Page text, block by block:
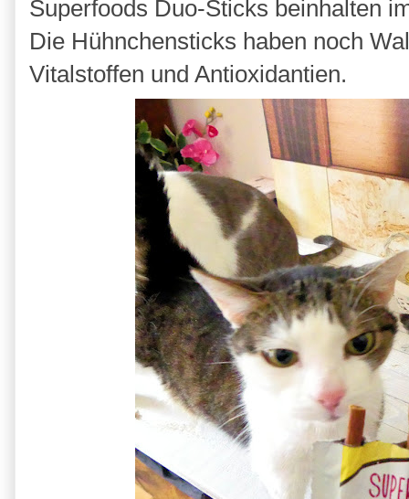
Superfoods Duo-Sticks beinhalten
Die Hühnchensticks haben noch
Vitalstoffen und Antioxidantien.